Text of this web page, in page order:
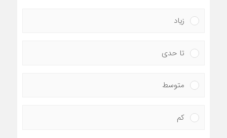
زیاد
تا حدی
متوسط
کم